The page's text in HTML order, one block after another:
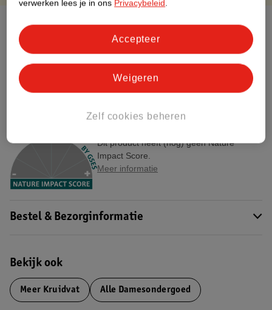
Over dit product
Productinformatie
Etiketinformatie
Dit product heeft (nog) geen Nature
Impact Score.
Meer informatie
Bestel & Bezorginformatie
Bekijk ook
Meer Kruidvat Alle Damesondergoed
verwerken lees je in ons Privacybeleid.
Zelf cookies beheren
Weigeren
Accepteer